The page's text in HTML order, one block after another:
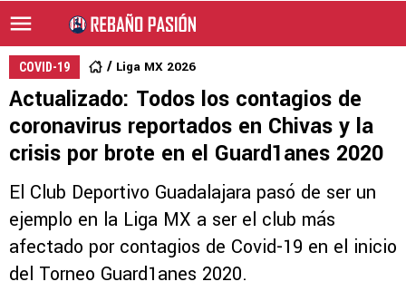
COVID-19 Liga MX 2026
Actualizado: Todos los contagios de
coronavirus reportados en Chivas y la
crisis por brote en el Guard1anes 2020
El Club Deportivo Guadalajara pasó de ser un
ejemplo en la Liga MX a ser el club más
afectado por contagios de Covid-19 en el inicio
del Torneo Guard1anes 2020.